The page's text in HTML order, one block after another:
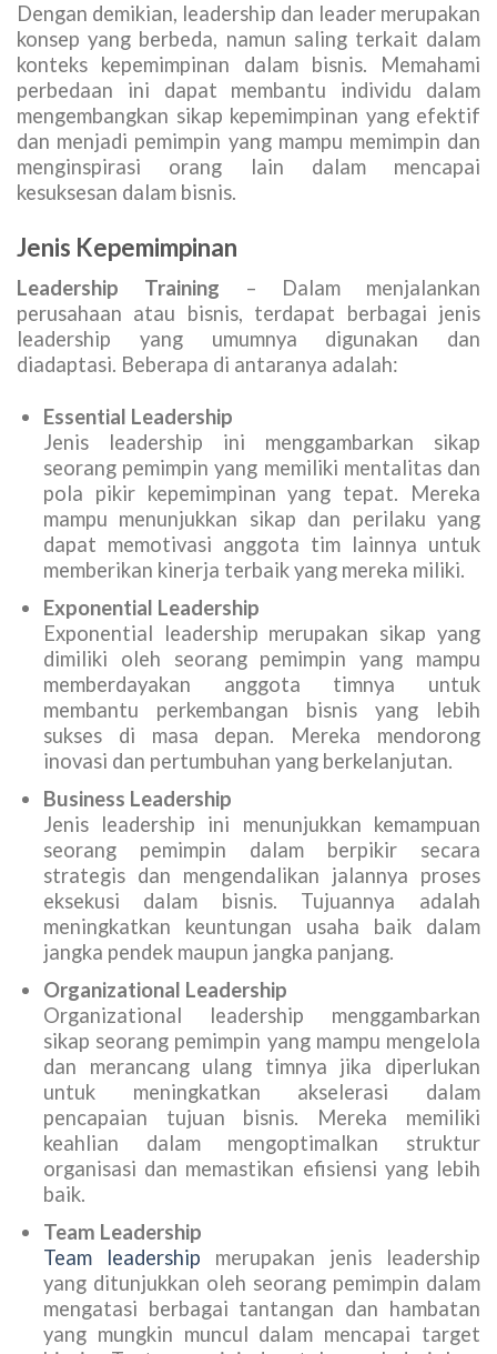
Dengan demikian, leadership dan leader merupakan
konsep yang berbeda, namun saling terkait dalam
konteks kepemimpinan dalam bisnis. Memahami
perbedaan ini dapat membantu individu dalam
mengembangkan sikap kepemimpinan yang efektif
dan menjadi pemimpin yang mampu memimpin dan
menginspirasi orang lain dalam mencapai
kesuksesan dalam bisnis.
Jenis Kepemimpinan
Leadership Training – Dalam menjalankan
perusahaan atau bisnis, terdapat berbagai jenis
leadership yang umumnya digunakan dan
diadaptasi. Beberapa di antaranya adalah:
Essential Leadership
Jenis leadership ini menggambarkan sikap
seorang pemimpin yang memiliki mentalitas dan
pola pikir kepemimpinan yang tepat. Mereka
mampu menunjukkan sikap dan perilaku yang
dapat memotivasi anggota tim lainnya untuk
memberikan kinerja terbaik yang mereka miliki.
Exponential Leadership
Exponential leadership merupakan sikap yang
dimiliki oleh seorang pemimpin yang mampu
memberdayakan anggota timnya untuk
membantu perkembangan bisnis yang lebih
sukses di masa depan. Mereka mendorong
inovasi dan pertumbuhan yang berkelanjutan.
Business Leadership
Jenis leadership ini menunjukkan kemampuan
seorang pemimpin dalam berpikir secara
strategis dan mengendalikan jalannya proses
eksekusi dalam bisnis. Tujuannya adalah
meningkatkan keuntungan usaha baik dalam
jangka pendek maupun jangka panjang.
Organizational Leadership
Organizational leadership menggambarkan
sikap seorang pemimpin yang mampu mengelola
dan merancang ulang timnya jika diperlukan
untuk meningkatkan akselerasi dalam
pencapaian tujuan bisnis. Mereka memiliki
keahlian dalam mengoptimalkan struktur
organisasi dan memastikan efisiensi yang lebih
baik.
Team Leadership
Team leadership merupakan jenis leadership
yang ditunjukkan oleh seorang pemimpin dalam
mengatasi berbagai tantangan dan hambatan
yang mungkin muncul dalam mencapai target